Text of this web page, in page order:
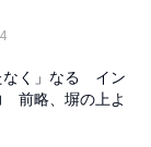
なく」なる イン
前略、塀の上よ